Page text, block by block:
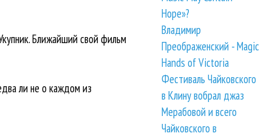
Ближайший свой фильм
ли не о каждом из
Hope»?
Владимир
Преображенский - Magic
Hands of Victoria
Фестиваль Чайковского
в Клину вобрал джаз
Мерабовой и всего
Чайковского в